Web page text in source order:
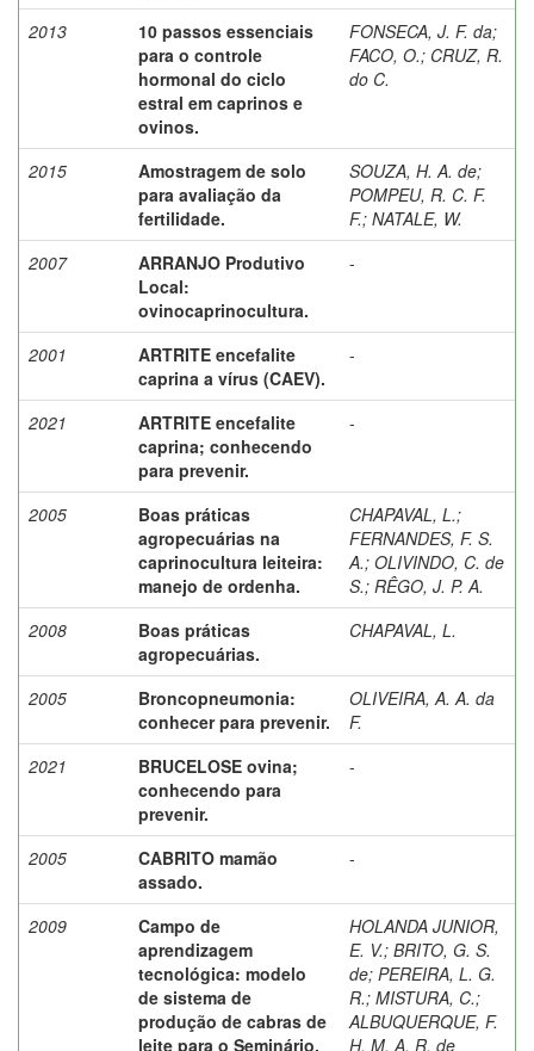
2013
10 passos essenciais
para o controle
hormonal do ciclo
estral em caprinos e
ovinos.
FONSECA, J. F. da;
FACO, O.; CRUZ, R.
do C.
2015
Amostragem de solo
para avaliação da
fertilidade.
SOUZA, H. A. de;
POMPEU, R. C. F.
F.; NATALE, W.
2007
ARRANJO Produtivo
Local:
ovinocaprinocultura.
-
2001
ARTRITE encefalite
caprina a vírus (CAEV).
-
2021
ARTRITE encefalite
caprina; conhecendo
para prevenir.
-
2005
Boas práticas
agropecuárias na
caprinocultura leiteira:
manejo de ordenha.
CHAPAVAL, L.;
FERNANDES, F. S.
A.; OLIVINDO, C. de
S.; RÊGO, J. P. A.
2008
Boas práticas
agropecuárias.
CHAPAVAL, L.
2005
Broncopneumonia:
conhecer para prevenir.
OLIVEIRA, A. A. da
F.
2021
BRUCELOSE ovina;
conhecendo para
prevenir.
-
2005
CABRITO mamão
assado.
-
2009
Campo de
aprendizagem
tecnológica: modelo
de sistema de
produção de cabras de
leite para o Seminário.
HOLANDA JUNIOR,
E. V.; BRITO, G. S.
de; PEREIRA, L. G.
R.; MISTURA, C.;
ALBUQUERQUE, F.
H. M. A. R. de